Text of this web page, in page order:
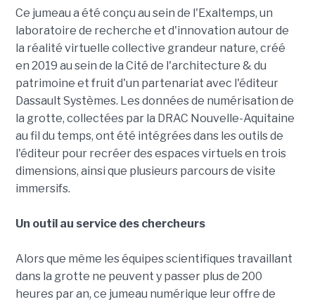
Ce jumeau a été conçu au sein de l'Exaltemps, un
laboratoire de recherche et d'innovation autour de
la réalité virtuelle collective grandeur nature, créé
en 2019 au sein de la Cité de l'architecture & du
patrimoine et fruit d'un partenariat avec l'éditeur
Dassault Systèmes. Les données de numérisation de
la grotte, collectées par la DRAC Nouvelle-Aquitaine
au fil du temps, ont été intégrées dans les outils de
l'éditeur pour recréer des espaces virtuels en trois
dimensions, ainsi que plusieurs parcours de visite
immersifs.
Un outil au service des chercheurs
Alors que même les équipes scientifiques travaillant
dans la grotte ne peuvent y passer plus de 200
heures par an, ce jumeau numérique leur offre de